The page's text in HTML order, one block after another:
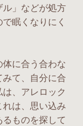
ル」などが処方
眠くなりにく
に合う合わな
て、自分に合
、アレロック
は、思い込み
ものを探して